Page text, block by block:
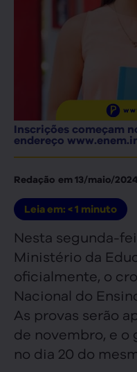
Inscrições começam
endereço
Redação em13/maio/2024
Leia em: < 1 minuto
Nesta segunda-
Ministério da
oficialmente, o
Nacional do
As provas serão
de novembro, e o
no dia 20 do